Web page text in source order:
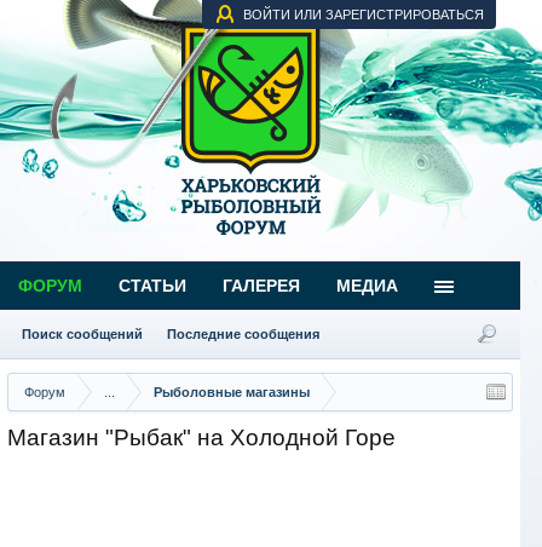
ВОЙТИ ИЛИ ЗАРЕГИСТРИРОВАТЬСЯ
Форум Рыболовные магазины
Магазин "Рыбак" на Холодной Горе
ФОРУМ
Поиск сообщений Последние сообщения
СТАТЬИ ГАЛЕРЕЯ МЕДИА